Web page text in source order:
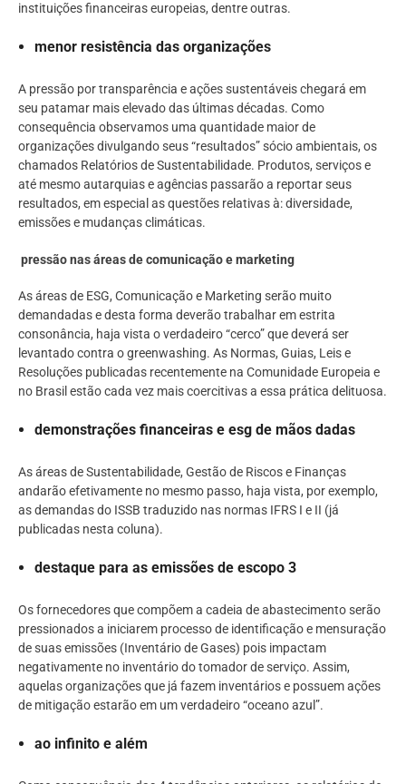
instituições financeiras europeias, dentre outras.
menor resistência das organizações
A pressão por transparência e ações sustentáveis chegará em
seu patamar mais elevado das últimas décadas. Como
consequência observamos uma quantidade maior de
organizações divulgando seus “resultados” sócio ambientais, os
chamados Relatórios de Sustentabilidade. Produtos, serviços e
até mesmo autarquias e agências passarão a reportar seus
resultados, em especial as questões relativas à: diversidade,
emissões e mudanças climáticas.
pressão nas áreas de comunicação e marketing
As áreas de ESG, Comunicação e Marketing serão muito
demandadas e desta forma deverão trabalhar em estrita
consonância, haja vista o verdadeiro “cerco” que deverá ser
levantado contra o greenwashing. As Normas, Guias, Leis e
Resoluções publicadas recentemente na Comunidade Europeia e
no Brasil estão cada vez mais coercitivas a essa prática delituosa.
demonstrações financeiras e esg de mãos dadas
As áreas de Sustentabilidade, Gestão de Riscos e Finanças
andarão efetivamente no mesmo passo, haja vista, por exemplo,
as demandas do ISSB traduzido nas normas IFRS I e II (já
publicadas nesta coluna).
destaque para as emissões de escopo 3
Os fornecedores que compõem a cadeia de abastecimento serão
pressionados a iniciarem processo de identificação e mensuração
de suas emissões (Inventário de Gases) pois impactam
negativamente no inventário do tomador de serviço. Assim,
aquelas organizações que já fazem inventários e possuem ações
de mitigação estarão em um verdadeiro “oceano azul”.
ao infinito e além